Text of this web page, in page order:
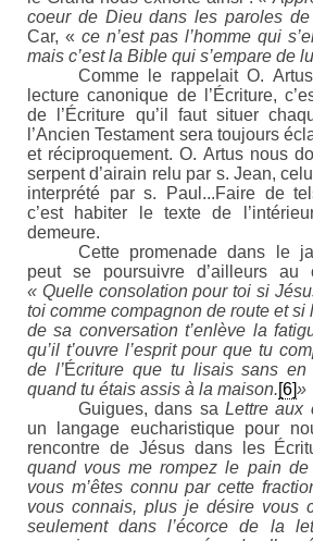
coeur de Dieu dans les paroles
Car, « ce n’est pas l’homme qui
mais c’est la Bible qui s’empare de
Comme le rappelait O.
lecture canonique de l’Écriture,
de l’Écriture qu’il faut situer
l’Ancien Testament sera toujours
et réciproquement. O. Artus nous
serpent d’airain relu par s. Jean,
interprété par s. Paul...Faire de
c’est habiter le texte de
demeure.
Cette promenade dans le
peut se poursuivre d’ailleurs
« Quelle consolation pour toi si
toi comme compagnon de route et
de sa conversation t’enlève la
qu’il t’ouvre l’esprit pour que tu
de l’Écriture que tu lisais sans en
quand tu étais assis à la maison.[6]»
Guigues, dans saLettre aux
un langage eucharistique pour
rencontre de Jésus dans les É
quand vous me rompez le pain
vous m’êtes connu par cette
vous connais, plus je désire vous
seulement dans l’écorce de la